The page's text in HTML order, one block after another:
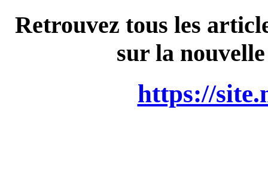
Retrouvez tous les
sur la
https://